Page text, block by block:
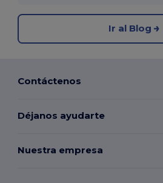
Ir al Blog
Contáctenos
Déjanos ayudarte
Nuestra empresa